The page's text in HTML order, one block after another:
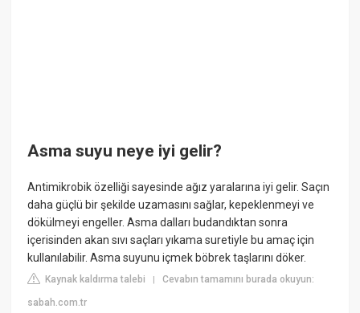
Asma suyu neye iyi gelir?
Antimikrobik özelliği sayesinde ağız yaralarına iyi gelir. Saçın
daha güçlü bir şekilde uzamasını sağlar, kepeklenmeyi ve
dökülmeyi engeller. Asma dalları budandıktan sonra
içerisinden akan sıvı saçları yıkama suretiyle bu amaç için
kullanılabilir. Asma suyunu içmek böbrek taşlarını döker.
Kaynak kaldırma talebi |Cevabın tamamını burada okuyun:
sabah.com.tr